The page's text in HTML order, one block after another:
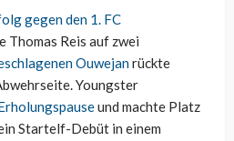
gegen den 1. FC
Thomas Reis auf zwei
Ouwejanrückte
Youngster
und machte Platz
Startelf-Debüt in einem